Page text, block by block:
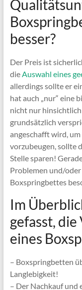
besser?
Der Preis ist
dieAuswahl eines
allerdings sollte er
hat auch „nur“ eine
nicht nur
grundsätzlich
angeschafft wird,
vorzubeugen, sollte
Stelle sparen!
Problemen und/
Boxspringbettes
Im
gefasst,
eines
– Boxspringbetten
Langlebigkeit!
– Der Nachkauf und